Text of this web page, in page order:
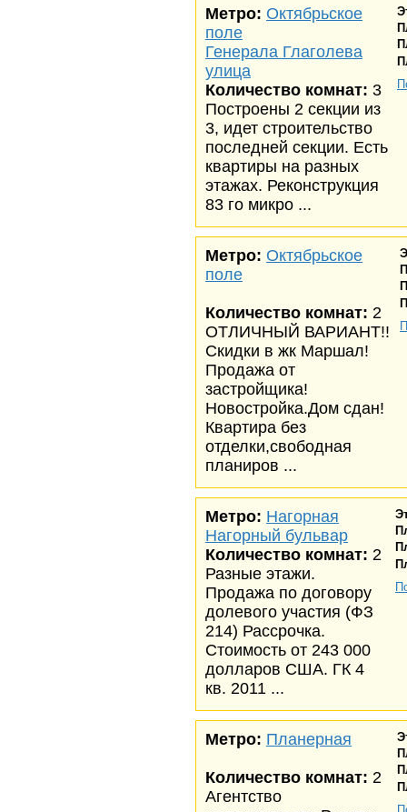
Метро: Октябрьское
поле
Генерала Глаголева
улица
Количество комнат: 3
Построены 2 секции из
3, идет строительство
последней секции. Есть
квартиры на разных
этажах. Реконструкция
83 го микро ...
Метро: Октябрьское
поле
Количество комнат: 2
ОТЛИЧНЫЙ ВАРИАНТ!!
Скидки в жк Маршал!
Продажа от
застройщика!
Новостройка.Дом сдан!
Квартира без
отделки,свободная
планиров ...
Метро: Нагорная
Нагорный бульвар
Количество комнат: 2
Разные этажи.
Продажа по договору
долевого участия (ФЗ
214) Рассрочка.
Стоимость от 243 000
долларов США. ГК 4
кв. 2011 ...
Метро: Планерная
Количество комнат: 2
Агентство